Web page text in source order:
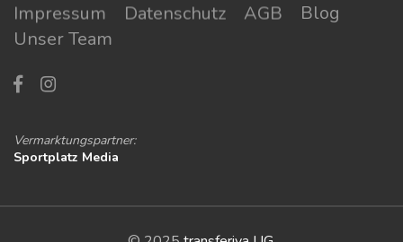
Impressum Datenschutz AGB
Blog
Unser Team
Vermarktungspartner:
Sportplatz Media